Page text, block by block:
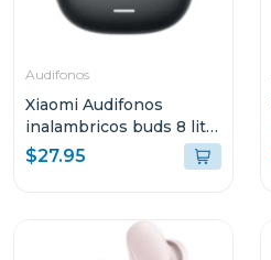
Audifonos
Xiaomi Audifonos
inalambricos buds 8 lite
negro 2539e1n
$27.95